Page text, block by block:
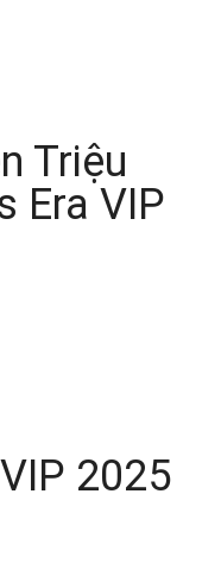
Triệu
Era VIP
2025